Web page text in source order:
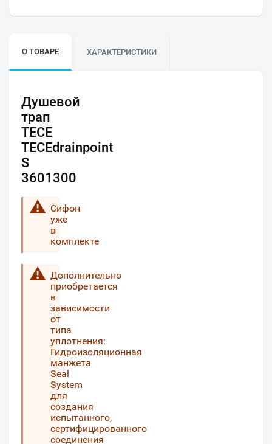
О ТОВАРЕ ХАРАКТЕРИСТИКИ
Душевой
трап
TECE
TECEdrainpoint
S
3601300
Сифон
уже
в
комплекте
Дополнительно
приобретается
в
зависимости
от
типа
уплотнения:
Гидроизоляционная
манжета
Seal
System
для
создания
испытанного,
сертифицированного
соединения